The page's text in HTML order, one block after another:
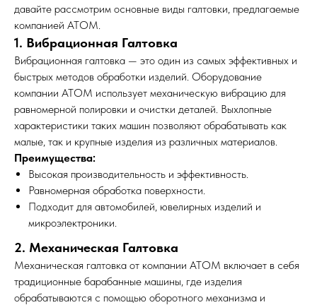
давайте рассмотрим основные виды галтовки, предлагаемые
компанией АТОМ.
1. Вибрационная Галтовка
Вибрационная галтовка — это один из самых эффективных и
быстрых методов обработки изделий. Оборудование
компании АТОМ использует механическую вибрацию для
равномерной полировки и очистки деталей. Выхлопные
характеристики таких машин позволяют обрабатывать как
малые, так и крупные изделия из различных материалов.
Преимущества:
Высокая производительность и эффективность.
Равномерная обработка поверхности.
Подходит для автомобилей, ювелирных изделий и
микроэлектроники.
2. Механическая Галтовка
Механическая галтовка от компании АТОМ включает в себя
традиционные барабанные машины, где изделия
обрабатываются с помощью оборотного механизма и